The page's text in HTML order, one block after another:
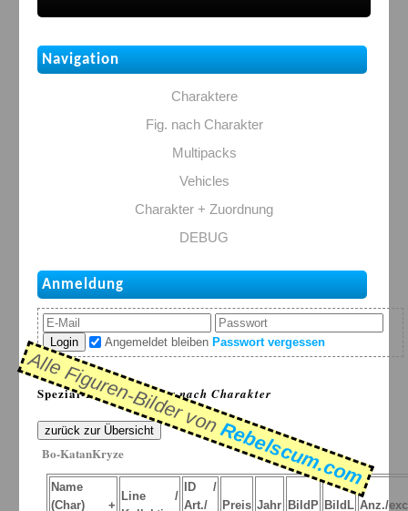
Navigation
Charaktere
Fig. nach Charakter
Multipacks
Vehicles
Charakter + Zuordnung
DEBUG
Anmeldung
Login Angemeldet bleiben Passwort vergessen
Spezial-Listen: >Figur nach Charakter
Alle Figuren-Bilder von
Rebelscum.com
zurück zur Übersicht
Bo-KatanKryze
Name
(Char) +
Line /
ID /
Art./
Preis Jahr BildP BildL Anz./